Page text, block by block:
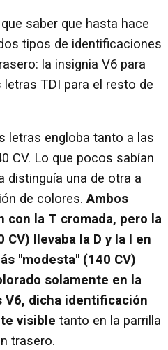
saber que hasta hace
tipos de identificaciones
la insignia V6 para
TDI para el resto de
letras engloba tanto a las
CV. Lo que pocos sabían
distinguía una de otra a
de colores.Ambos
con la T cromada, pero la
llevaba la D y la I en
"modesta" (140 CV)
solamente en la
V6, dicha identificación
visible tanto en la parrilla
trasero.